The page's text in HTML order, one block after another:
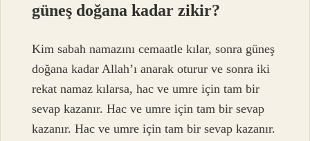
güneş doğana kadar zikir?
Kim sabah namazını cemaatle kılar, sonra güneş
doğana kadar Allah’ı anarak oturur ve sonra iki
rekat namaz kılarsa, hac ve umre için tam bir
sevap kazanır. Hac ve umre için tam bir sevap
kazanır. Hac ve umre için tam bir sevap kazanır.